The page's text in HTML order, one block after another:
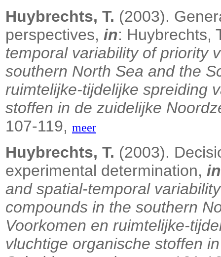
Huybrechts, T. (2003).
perspectives, in: Huybrechts,
temporal variability of priority
southern North Sea and the
ruimtelijke-tijdelijke spreiding
stoffen in de zuidelijke
107-119, meer
Huybrechts, T. (2003).
experimental determination, in
and spatial-temporal
compounds in the southern
Voorkomen en ruimtelijke-
vluchtige organische stoffen